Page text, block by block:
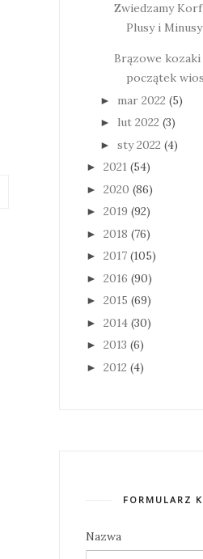
Zwiedzamy
Plusy i Minusy
Brązowe kozaki
początek
► mar 2022 (5)
► lut 2022 (3)
► sty 2022 (4)
► 2021 (54)
► 2020 (86)
► 2019 (92)
► 2018 (76)
► 2017 (105)
► 2016 (90)
► 2015 (69)
► 2014 (30)
► 2013 (6)
► 2012 (4)
FORMULARZ
Nazwa